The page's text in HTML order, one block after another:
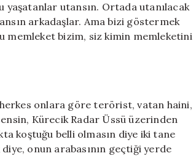
yaşatanlar utansın. Ortada utanılacak
arkadaşlar. Ama bizi göstermek
memleket bizim, siz kimin memleketini
herkes onlara göre terörist, vatan haini,
Kürecik Radar Üssü üzerinden
koştuğu belli olmasın diye iki tane
onun arabasının geçtiği yerde